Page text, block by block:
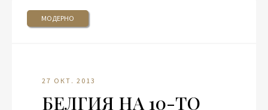
МОДЕРНО
27 ОКТ. 2013
БЕЛГИЯ НА 10-ТО